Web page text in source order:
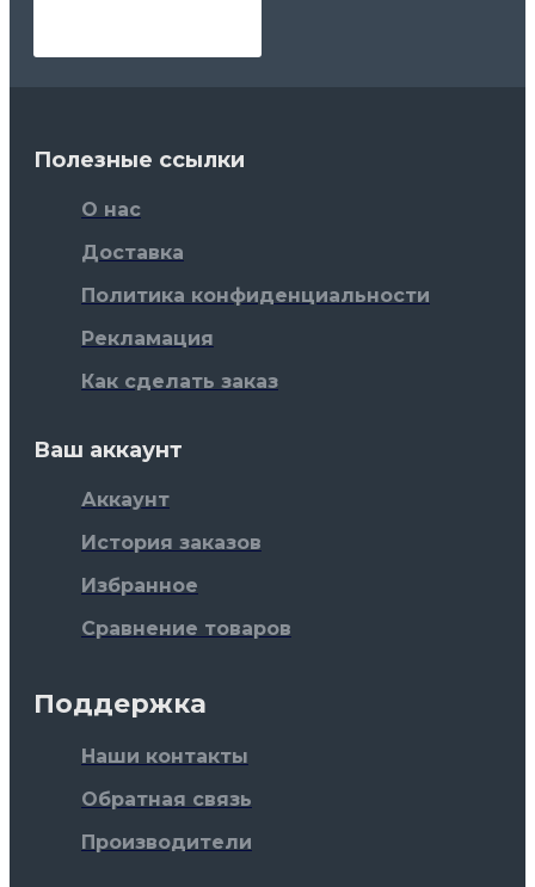
Полезные ссылки
О нас
Доставка
Политика конфиденциальности
Рекламация
Как сделать заказ
Ваш аккаунт
Аккаунт
История заказов
Избранное
Сравнение товаров
Поддержка
Наши контакты
Обратная связь
Производители